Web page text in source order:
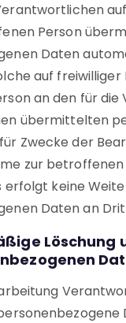
Person
Daten
auf freiwilliger
an den für die
übermittelten
Zwecke der
zur betroffenen
erfolgt keine
Daten an
Löschung